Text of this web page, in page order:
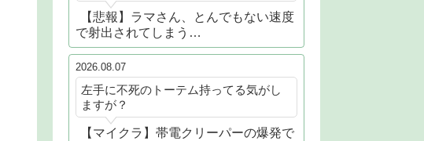
【悲報】ラマさん、とんでもない速度
で射出されてしまう…
2026.08.07
左手に不死のトーテム持ってる気がし
ますが？
【マイクラ】帯電クリーパーの爆発で